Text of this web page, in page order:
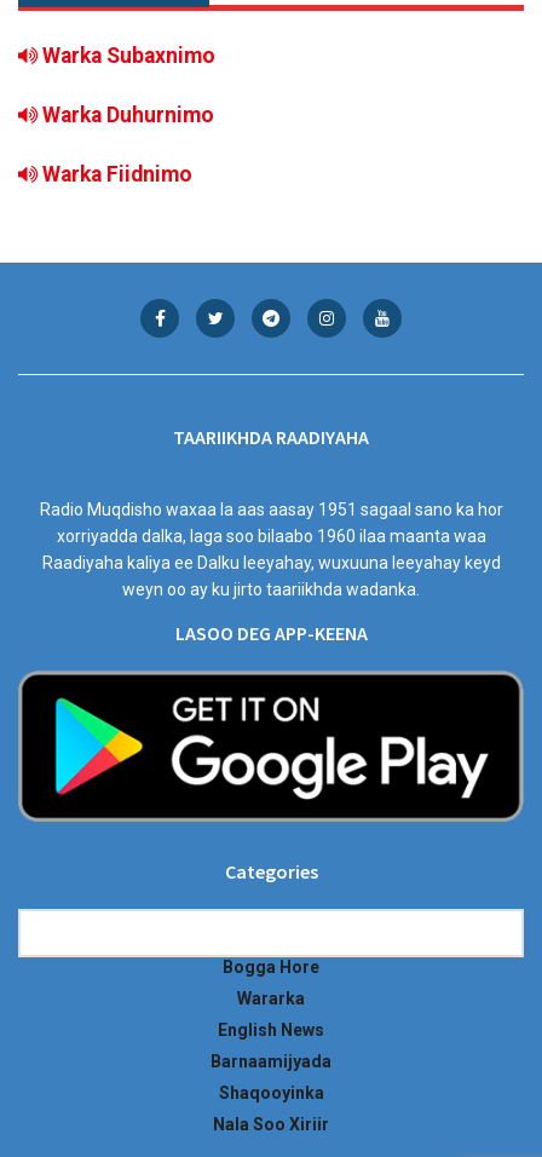
Warka Subaxnimo
Warka Duhurnimo
Warka Fiidnimo
TAARIIKHDA RAADIYAHA
Radio Muqdisho waxaa la aas aasay 1951 sagaal sano ka hor
xorriyadda dalka, laga soo bilaabo 1960 ilaa maanta waa
Raadiyaha kaliya ee Dalku leeyahay, wuxuuna leeyahay keyd
weyn oo ay ku jirto taariikhda wadanka.
LASOO DEG APP-KEENA
Categories
Bogga Hore
Wararka
English News
Barnaamijyada
Shaqooyinka
Nala Soo Xiriir